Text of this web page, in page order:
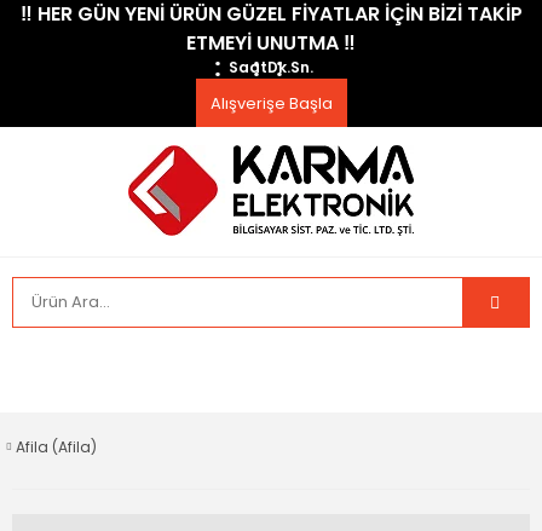
​‼️​ HER GÜN YENİ ÜRÜN GÜZEL FİYATLAR İÇİN BİZİ TAKİP
ETMEYİ UNUTMA ​‼️​
SaatDk.Sn.
Alışverişe Başla
Afila (Afila)